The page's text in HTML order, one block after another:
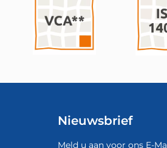
Nieuwsbrief
Meld u aan voor ons E-